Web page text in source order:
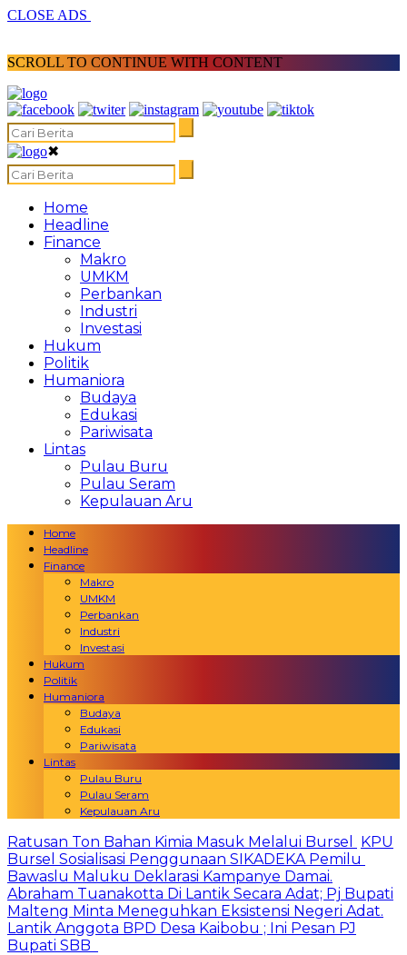
CLOSE ADS
SCROLL TO CONTINUE WITH CONTENT
✖
Home
Headline
Finance
Makro
UMKM
Perbankan
Industri
Investasi
Hukum
Politik
Humaniora
Budaya
Edukasi
Pariwisata
Lintas
Pulau Buru
Pulau Seram
Kepulauan Aru
Home
Headline
Finance
Makro
UMKM
Perbankan
Industri
Investasi
Hukum
Politik
Humaniora
Budaya
Edukasi
Pariwisata
Lintas
Pulau Buru
Pulau Seram
Kepulauan Aru
Ratusan Ton Bahan Kimia Masuk Melalui Bursel
KPU
Bursel Sosialisasi Penggunaan SIKADEKA Pemilu
Bawaslu Maluku Deklarasi Kampanye Damai.
Abraham Tuanakotta Di Lantik Secara Adat; Pj Bupati
Malteng Minta Meneguhkan Eksistensi Negeri Adat.
Lantik Anggota BPD Desa Kaibobu ; Ini Pesan PJ
Bupati SBB